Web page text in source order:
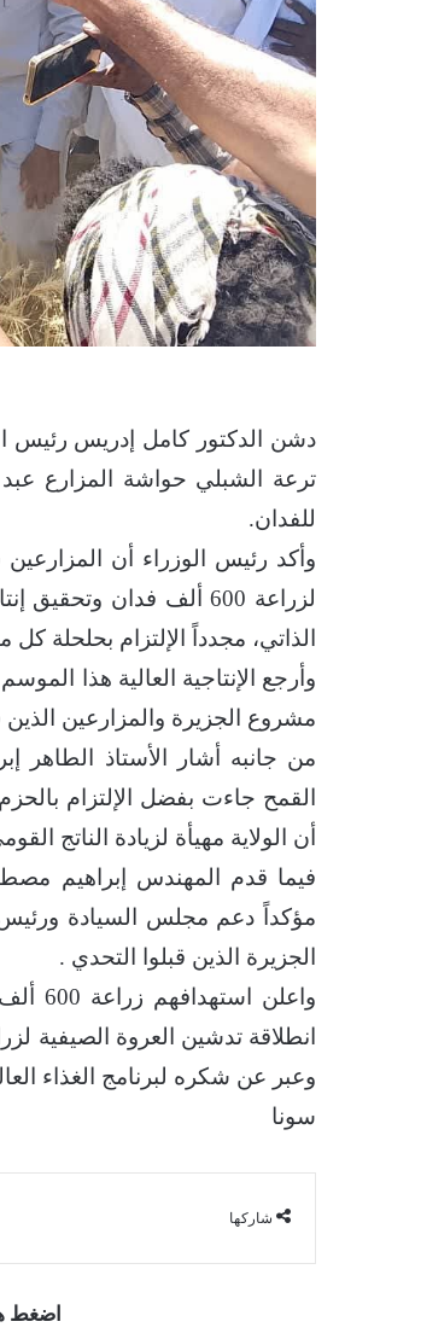
دشن الدكتور كامل إدريس رئيس
للفدان.
وأكد رئيس الوزراء أن
الذاتي، مجدداً الإلتزام بحلحلة
وأرجع الإنتاجية العالية هذا
مشروع الجزيرة والمزارعين الذين
من جانبه أشار الأستاذ الطاهر
القمح جاءت بفضل الإلتزام
أن الولاية مهيأة لزيادة الناتج
فيما قدم المهندس إبراهيم
مؤكداً دعم مجلس السيادة ورئيس
الجزيرة الذين قبلوا التحدي .
وعبر عن شكره لبرنامج الغذاء
سونا
شاركها
اضغط